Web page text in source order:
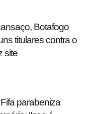
Botafogo
titulares contra o
site
parabeniza